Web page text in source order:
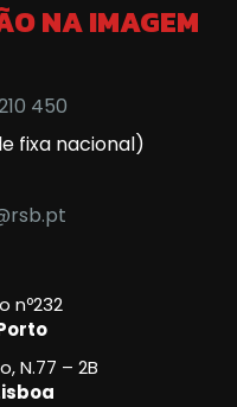
NA IMAGEM
450
fixa nacional)
nº232
N.77 – 2B